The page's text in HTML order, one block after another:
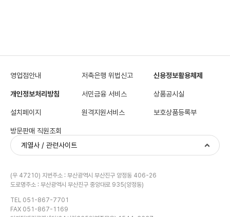
영업점안내 저축은행 위법신고 신용정보활용체제
개인정보처리방침 서민금융 서비스 상품공시실
설치페이지 원격지원서비스 보호상품등록부
방문판매 직원조회
계열사 / 관련사이트
(우 47210) 지번주소 : 부산광역시 부산진구 양정동 406-26
도로명주소 : 부산광역시 부산진구 중앙대로 935(양정동)
TEL 051-867-7701
FAX 051-867-1169